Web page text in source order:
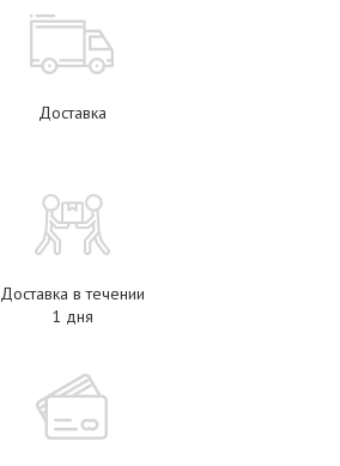
Доставка
Доставка в течении
1 дня